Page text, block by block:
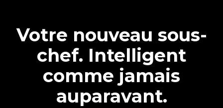
Votre nouveau sous-
chef. Intelligent
comme jamais
auparavant.